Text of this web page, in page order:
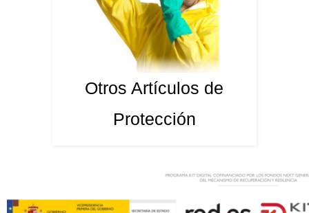
Otros Artículos de
Protección